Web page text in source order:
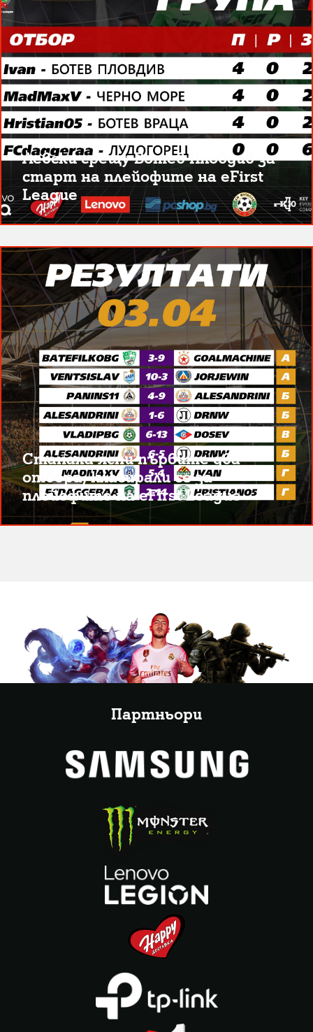
Левски срещу Ботев Пловдив за
старт на плейофите на eFirst
League
Станаха ясни първите два
отбора, класирали се за
плейофите на eFirst League
Партньори